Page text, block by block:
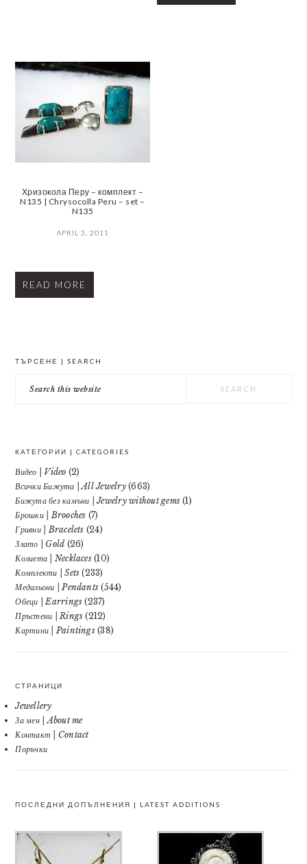
Хризокола Перу – комплект –
N135 | Chrysocolla Peru – set –
N135
APRIL 3, 2011
READ MORE
ТЪРСЕНЕ | SEARCH
this
КАТЕГОРИИ | CATEGORIES
Видео | Video (2)
Всички Бижута | All Jewelry(663)
Бижута без камъни | Jewelry without gems (1)
Брошки | Brooches (7)
Гривни | Bracelets (24)
Злато | Gold (26)
Колиета | Necklaces(10)
Комплекти | Sets (233)
Медальони | Pendants (544)
Обеци | Earrings (237)
Пръстени | Rings (212)
Картини | Paintings(38)
СТРАНИЦИ
Jewellery
За мен | About me
Контакт | Contact
Поръчки
ПОСЛЕДНИ ДОПЪЛНЕНИЯ | LATEST ADDITIONS